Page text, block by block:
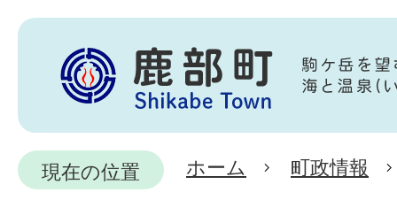
現在の位置 ホーム 町政情報